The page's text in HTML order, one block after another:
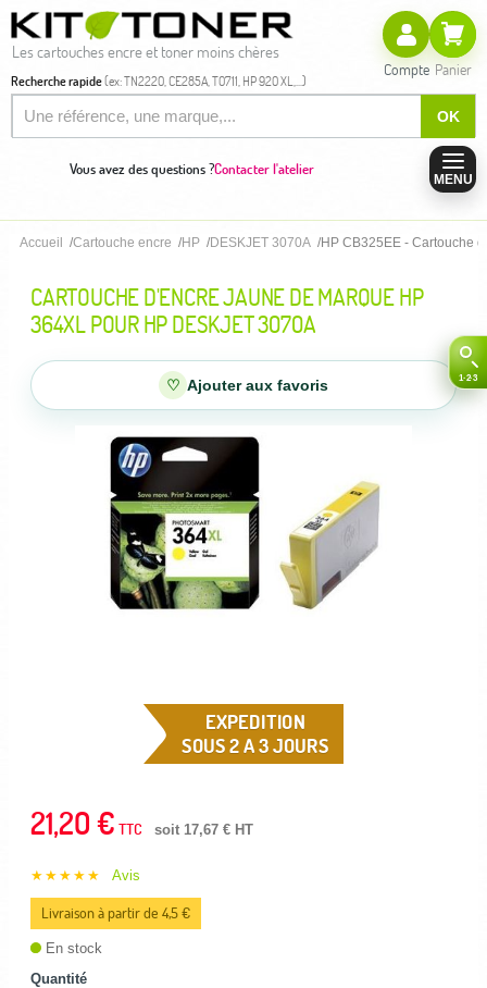
Les cartouches encre et toner moins chères
Recherche rapide(ex: TN2220, CE285A, T0711, HP 920 XL,...)
OK
Compte Panier
Vous avez des questions ?Contacter l'atelier
MENU
Accueil Cartouche encre HP DESKJET 3070A HP CB325EE - Cartouche
CARTOUCHE D'ENCRE JAUNE DE MARQUE HP
364XL POUR HP DESKJET 3070A
♡ Ajouter aux favoris
EXPEDITION
SOUS 2 A 3 JOURS
21,20 € TTC soit 17,67 € HT
★★★★★ Avis
Livraison à partir de 4,5 €
En stock
Quantité